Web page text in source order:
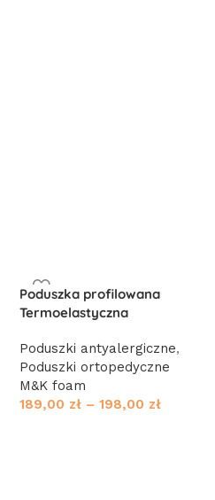
Poduszka profilowana
Termoelastyczna
Poduszki antyalergiczne,
Poduszki ortopedyczne
M&K foam
189,00 zł – 198,00 zł